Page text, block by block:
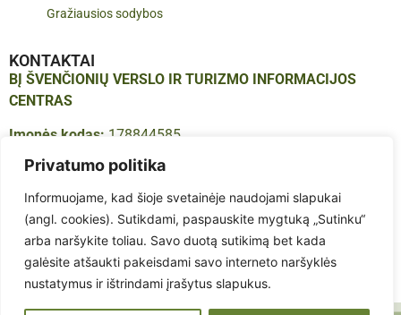
Privatumo politika
Informuojame, kad šioje svetainėje naudojami slapukai
(angl. cookies). Sutikdami, paspauskite mygtuką „Sutinku“
arba naršykite toliau. Savo duotą sutikimą bet kada
galėsite atšaukti pakeisdami savo interneto naršyklės
nustatymus ir ištrindami įrašytus slapukus.
Gražiausios sodybos
KONTAKTAI
BĮ ŠVENČIONIŲ VERSLO IR TURIZMO INFORMACIJOS
CENTRAS
Įmonės kodas: 178844585
Adresas:Vilniaus g. 16, LT-18123, Švenčionys
+370 683 614 41
El. paštas: info@infosvencionys.lt